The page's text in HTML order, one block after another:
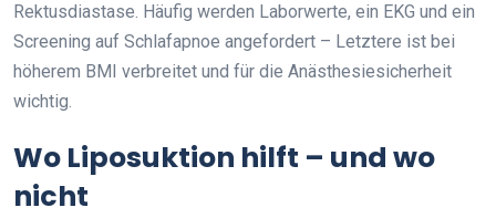
Rektusdiastase. Häufig werden Laborwerte, ein EKG und ein
Screening auf Schlafapnoe angefordert – Letztere ist bei
höherem BMI verbreitet und für die Anästhesiesicherheit
wichtig.
Wo Liposuktion hilft – und wo
nicht